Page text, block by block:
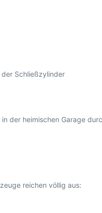
Schließzylinder
der heimischen Garage
reichen völlig aus: